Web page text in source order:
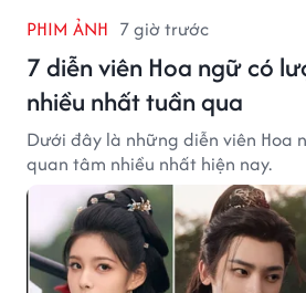
PHIM ẢNH 7 giờ trước
7 diễn viên Hoa ngữ có
nhiều nhất tuần qua
Dưới đây là những diễn viên Hoa
quan tâm nhiều nhất hiện nay.